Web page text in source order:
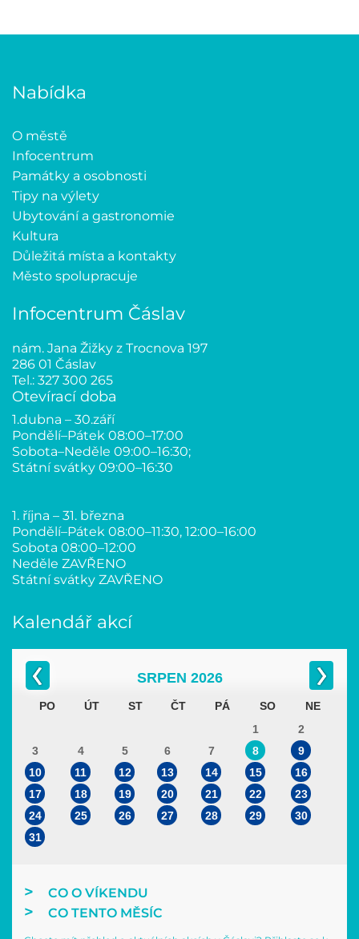
Nabídka
O městě
Infocentrum
Památky a osobnosti
Tipy na výlety
Ubytování a gastronomie
Kultura
Důležitá místa a kontakty
Město spolupracuje
Infocentrum Čáslav
nám. Jana Žižky z Trocnova 197
286 01 Čáslav
Tel.: 327 300 265
Otevírací doba
1.dubna – 30.září
Pondělí–Pátek 08:00–17:00
Sobota–Neděle 09:00–16:30;
Státní svátky 09:00–16:30
1. října – 31. března
Pondělí–Pátek 08:00–11:30, 12:00–16:00
Sobota 08:00–12:00
Neděle ZAVŘENO
Státní svátky ZAVŘENO
Kalendář akcí
SRPEN 2026
PO ÚT ST ČT PÁ SO
NE
1
2
3
4 5 6 7 8
9
10
11 12 13 14 15
16
17
18 19 20 21 22
23
24
25 26 27 28 29
30
31
CO O VÍKENDU
CO TENTO MĚSÍC